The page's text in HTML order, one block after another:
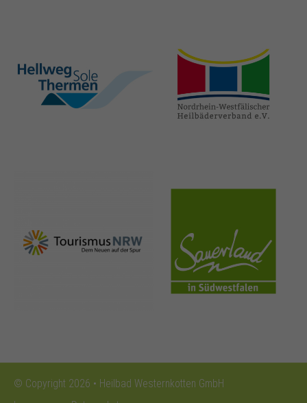
hellweg-sole-
thermen.de
heilbaeder.de
nrw-
tourismus.de
sauerland.co
m
© Copyright 2026 • Heilbad Westernkotten GmbH